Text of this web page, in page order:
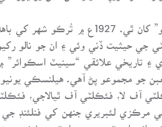
هيلسنڪي يونيورسٽي جي شروعات فنلينڊ جي هڪ ٻئي شهر “تُرڪو” ۾ 1640ع ۾ قائم “رائل اڪيڊمي آف ترڪو” کان ٿي.
ڪري 1928ع ۾ هن کي ترقي ڏئي يونيورسٽي جي حيثيت ڏني وئي ۽ ان جو
تاريخي علائقي “سينيٽ اسڪوائر” ۾
جو مجموعو پڻ آهي. هيلنسڪي
آف لا، فئڪلٽي آف ٿيالاجي،
لئبريري جنهن کي فنلئنڊ جي
ائنڊ ايسٽ يوروپين اسٽڊيز، فنش